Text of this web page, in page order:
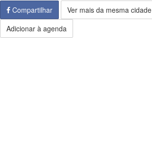
Compartilhar
Ver mais da mesma cidade
Adicionar à agenda